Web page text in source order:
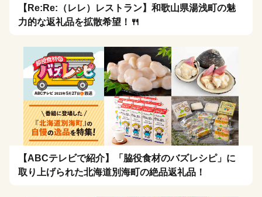
【Re:Re:（レレ）レストラン】和歌山県湯浅町の魅
力的な返礼品を拡散希望！🍴
【ABCテレビで紹介】「脇役食材のバズレシピ」に
取り上げられた北海道別海町の絶品返礼品！